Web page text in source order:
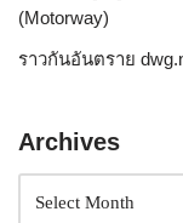
(Motorway)
ราวกันอันตราย
Archives